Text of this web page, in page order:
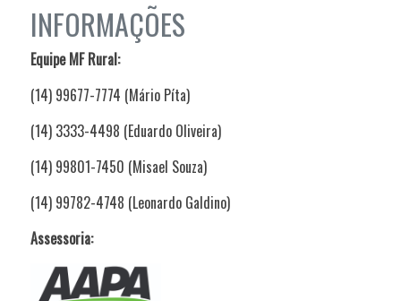
INFORMAÇÕES
Equipe MF Rural:
(14) 99677-7774 (Mário Píta)
(14) 3333-4498 (Eduardo Oliveira)
(14) 99801-7450 (Misael Souza)
(14) 99782-4748 (Leonardo Galdino)
Assessoria: